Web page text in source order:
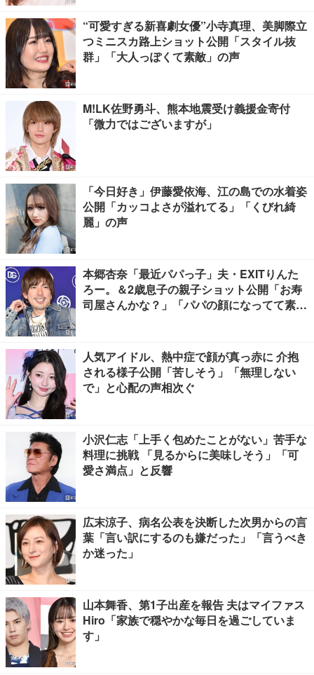
“可愛すぎる新喜劇女優”小寺真理、美脚際立
つミニスカ路上ショット公開「スタイル抜
群」「大人っぽくて素敵」の声
M!LK佐野勇斗、熊本地震受け義援金寄付
「微力ではございますが」
「今日好き」伊藤愛依海、江の島での水着姿
公開「カッコよさが溢れてる」「くびれ綺
麗」の声
本郷杏奈「最近パパっ子」夫・EXITりんた
ろー。＆2歳息子の親子ショット公開「お寿
司屋さんかな？」「パパの顔になってて素
人気アイドル、熱中症で顔が真っ赤に 介抱
される様子公開「苦しそう」「無理しない
で」と心配の声相次ぐ
小沢仁志「上手く包めたことがない」苦手な
料理に挑戦 「見るからに美味しそう」「可
愛さ満点」と反響
広末涼子、病名公表を決断した次男からの言
葉「言い訳にするのも嫌だった」「言うべき
か迷った」
山本舞香、第1子出産を報告 夫はマイファス
Hiro「家族で穏やかな毎日を過ごしていま
す」